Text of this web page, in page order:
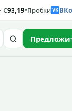
· €93,19▾Пробки VK